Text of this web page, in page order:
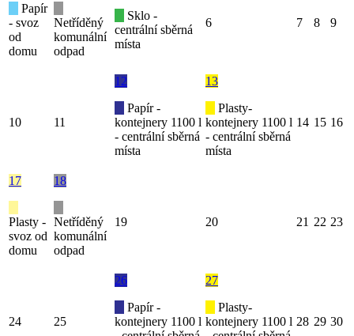
Papír
- svoz
od
domu
Netříděný
komunální
odpad
Sklo -
centrální sběrná
místa
6 7 8 9
10 11
12
Papír -
kontejnery 1100 l
- centrální sběrná
místa
13
Plasty-
kontejnery 1100 l
- centrální sběrná
místa
14 15 16
17
Plasty -
svoz od
domu
18
Netříděný
komunální
odpad
19 20 21 22 23
24 25
26
Papír -
kontejnery 1100 l
27
Plasty-
kontejnery 1100 l 28 29 30